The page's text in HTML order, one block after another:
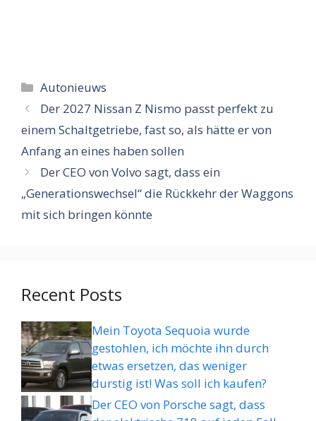
Categorieën
Autonieuws
Der 2027 Nissan Z Nismo passt perfekt zu
einem Schaltgetriebe, fast so, als hätte er von
Anfang an eines haben sollen
Der CEO von Volvo sagt, dass ein
„Generationswechsel“ die Rückkehr der Waggons
mit sich bringen könnte
Recent Posts
Mein Toyota Sequoia wurde
gestohlen, ich möchte ihn durch
etwas ersetzen, das weniger
durstig ist! Was soll ich kaufen?
Der CEO von Porsche sagt, dass